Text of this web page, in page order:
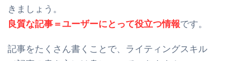
きましょう。
良質な記事＝ユーザーにとって役立つ情報です。
記事をたくさん書くことで、ライティングスキル